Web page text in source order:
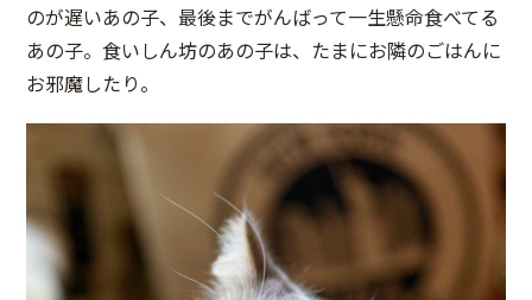
のが遅いあの子、最後までがんばって一生懸命食べてる
あの子。食いしん坊のあの子は、たまにお隣のごはんに
お邪魔したり。